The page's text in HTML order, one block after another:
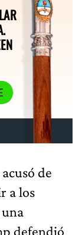
de
a los
defendió